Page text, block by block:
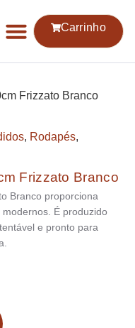
Carrinho
, Rodapés,
Frizzato Branco
Branco proporciona
É produzido
e pronto para